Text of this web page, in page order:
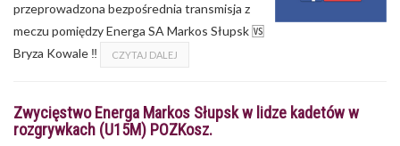
przeprowadzona bezpośrednia transmisja z
meczu pomiędzy Energa SA Markos Słupsk 🆚
Bryza Kowale ‼
CZYTAJ DALEJ
Zwycięstwo Energa Markos Słupsk w lidze kadetów w
rozgrywkach (U15M) POZKosz.